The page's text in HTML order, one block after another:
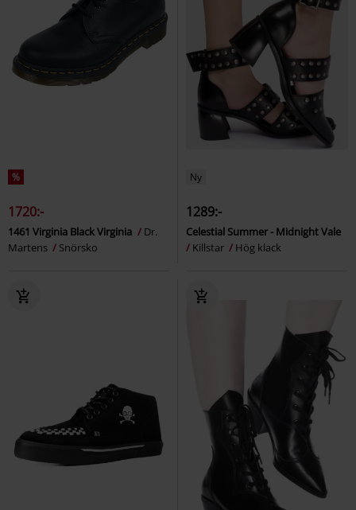
%
1720:-
1461 Virginia Black Virginia
Dr.
Martens
Snörsko
Ny
1289:-
Celestial Summer - Midnight Vale
Killstar
Hög klack